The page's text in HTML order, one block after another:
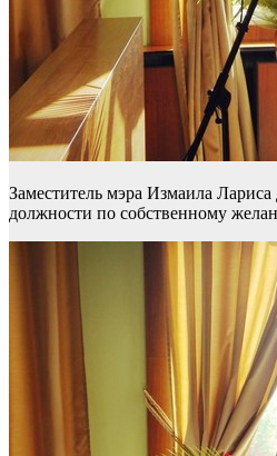
Заместитель мэра Измаила Лариса
должности по собственному